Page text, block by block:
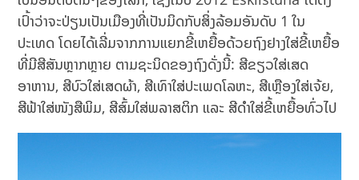
ເປົ້າວ່າຈະປ່ຽນເປັນເມືອງທີ່ເປັນມິດກັບສິ່ງລ້ອມອັນດັບ 1 ໃນ
ປະເທດ ໂດຍໄດ້ເລີ່ມຈາກການແຍກຂີ້ເຫຍື້ອດ້ວຍຖົງຢາງໃສ່ຂີ້ເຫຍື້ອ
ທີ່ມີສີສັນຫຼາກຫຼາຍ ຕາມຊະນິດຂອງຖົງດັ່ງນີ້: ສີຂຽວໃສ່ເສດ
ອາຫານ, ສີບົວໃສ່ເສດຜ້າ, ສີເທົາໃສ່ປະເພດໂລຫະ, ສີເຫຼືອງໃສ່ເຈ້ຍ,
ສີຟ້າໃສ່ໜັງສືພິມ, ສີສົ້ມໃສ່ພລາສຕິກ ແລະ ສີດຳໃສ່ຂີ້ເຫຍື້ອທົ່ວໄປ